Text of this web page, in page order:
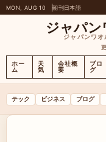
MON, AUG 10 朝刊日本語
ジャパ
ジャパンワ
ホー
ム
天
気
会社概
要
ブロ
グ
テック ビジネス ブログ